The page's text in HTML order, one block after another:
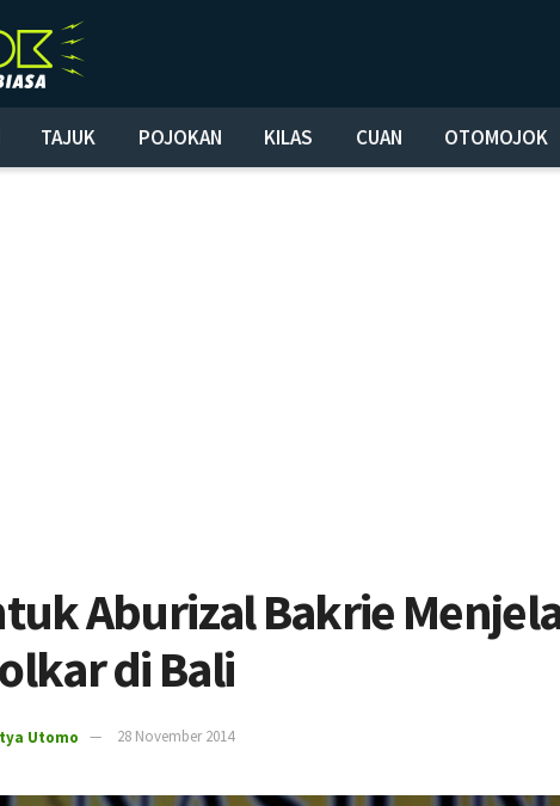
TAJUK POJOKAN KILAS CUAN OTOMOJOK
Aburizal Bakrie
di Bali
Utomo 28 November 2014